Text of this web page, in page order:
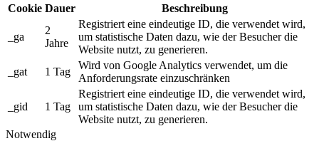
Cookie Dauer Beschreibung
_ga
2
Jahre
Registriert eine eindeutige ID, die verwendet wird,
um statistische Daten dazu, wie der Besucher die
Website nutzt, zu generieren.
_gat
1 Tag
Wird von Google Analytics verwendet, um die
Anforderungsrate einzuschränken
_gid 1 Tag
Registriert eine eindeutige ID, die verwendet wird,
um statistische Daten dazu, wie der Besucher die
Website nutzt, zu generieren.
Notwendig